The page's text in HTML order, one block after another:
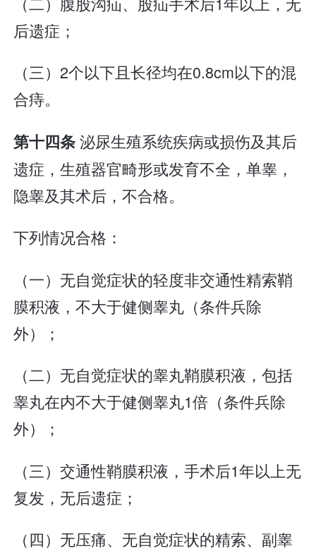
后遗症；
（三）2个以下且长径均在0.8cm以下的混
合痔。
第十四条泌尿生殖系统疾病或损伤及其后
遗症，生殖器官畸形或发育不全，单睾，
隐睾及其术后，不合格。
下列情况合格：
（一）无自觉症状的轻度非交通性精索鞘
膜积液，不大于健侧睾丸（条件兵除
外）；
（二）无自觉症状的睾丸鞘膜积液，包括
睾丸在内不大于健侧睾丸1倍（条件兵除
外）；
（三）交通性鞘膜积液，手术后1年以上无
复发，无后遗症；
（四）无压痛、无自觉症状的精索、副睾